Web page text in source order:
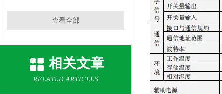
查看全部
相关文章
RELATED ARTICLES